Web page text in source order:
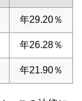
年29.20％
年26.28％
年21.90％